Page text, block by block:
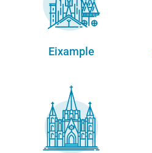
Eixample